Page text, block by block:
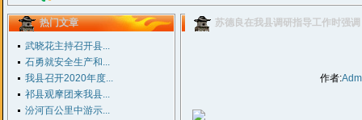
热门文章
武晓花主持召开县...
石勇就安全生产和...
我县召开2020年度...
祁县观摩团来我县...
汾河百公里中游示...
苏德良在我县调研指导工作时强调
作者: